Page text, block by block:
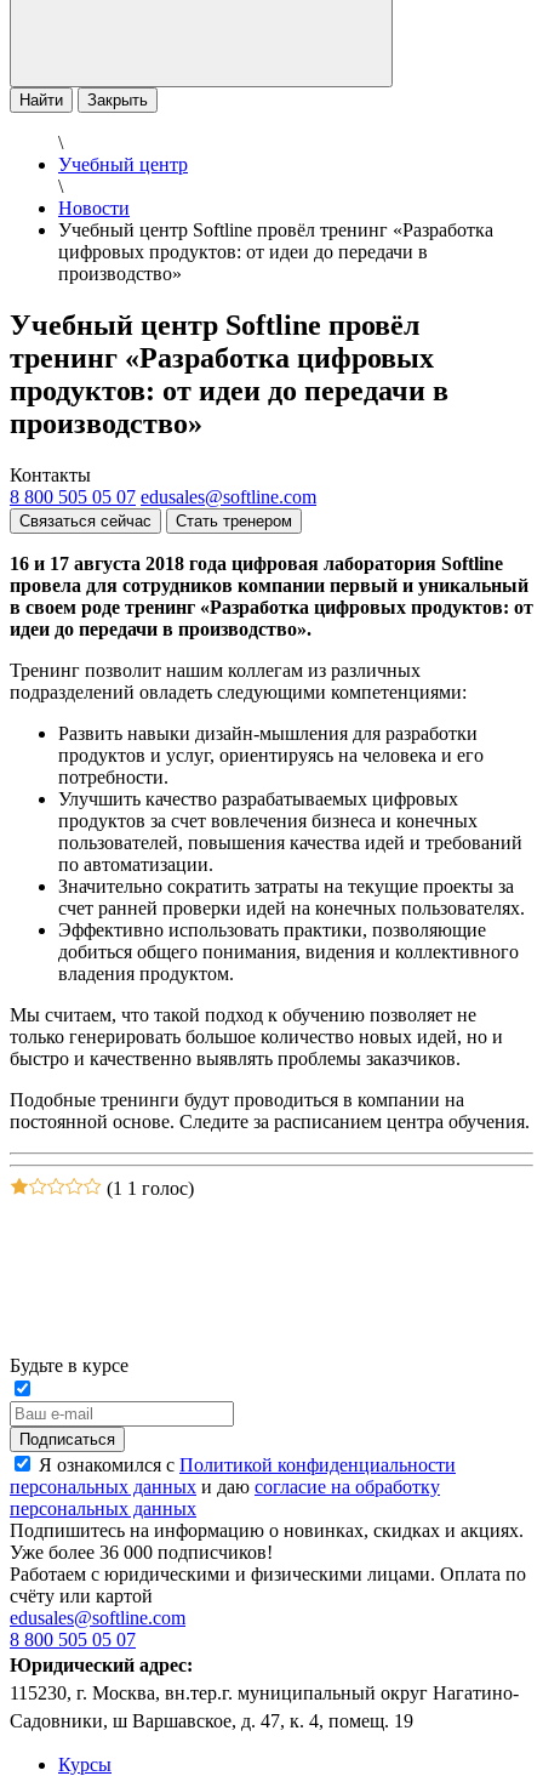
Найти Закрыть
\
Учебный центр
\
Новости
Учебный центр Softline провёл тренинг «Разработка
цифровых продуктов: от идеи до передачи в
производство»
Учебный центр Softline провёл
тренинг «Разработка цифровых
продуктов: от идеи до передачи в
производство»
Контакты
8 800 505 05 07 edusales@softline.com
Связаться сейчас Стать тренером
16 и 17 августа 2018 года цифровая лаборатория Softline
провела для сотрудников компании первый и уникальный
в своем роде тренинг «Разработка цифровых продуктов: от
идеи до передачи в производство».
Тренинг позволит нашим коллегам из различных
подразделений овладеть следующими компетенциями:
Развить навыки дизайн-мышления для разработки
продуктов и услуг, ориентируясь на человека и его
потребности.
Улучшить качество разрабатываемых цифровых
продуктов за счет вовлечения бизнеса и конечных
пользователей, повышения качества идей и требований
по автоматизации.
Значительно сократить затраты на текущие проекты за
счет ранней проверки идей на конечных пользователях.
Эффективно использовать практики, позволяющие
добиться общего понимания, видения и коллективного
владения продуктом.
Мы считаем, что такой подход к обучению позволяет не
только генерировать большое количество новых идей, но и
быстро и качественно выявлять проблемы заказчиков.
Подобные тренинги будут проводиться в компании на
постоянной основе. Следите за расписанием центра обучения.
(1 1 голос)
Будьте в курсе
Подписаться
Я ознакомился с Политикой конфиденциальности
персональных данных и даю согласие на обработку
персональных данных
Подпишитесь на информацию о новинках, скидках и акциях.
Уже более 36 000 подписчиков!
Работаем с юридическими и физическими лицами. Оплата по
счёту или картой
edusales@softline.com
8 800 505 05 07
Юридический адрес:
115230, г. Москва, вн.тер.г. муниципальный округ Нагатино-
Садовники, ш Варшавское, д. 47, к. 4, помещ. 19
Курсы